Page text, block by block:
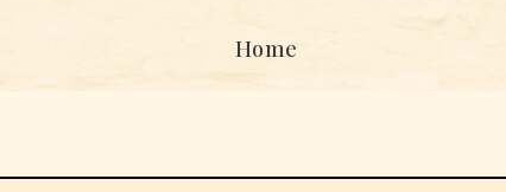
Home